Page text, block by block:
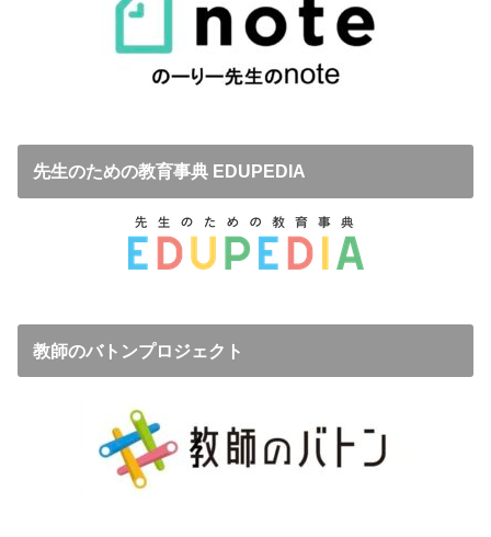
先生のための教育事典 EDUPEDIA
教師のバトンプロジェクト